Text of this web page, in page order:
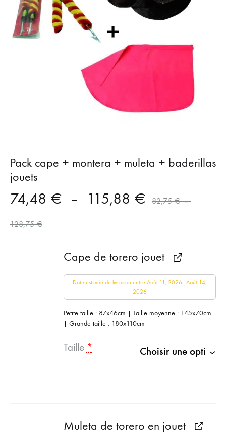
Pack cape + montera + muleta + baderillas
jouets
74,48 € – 115,88 € Plage
à
115,88 €
82,75€ –
128,75€de
82,75 €
128,75 €
Cape de torero jouet
Date estimée de livraison entre Août 11, 2026 - Août 14,
2026
Petite taille : 87x46cm | Taille moyenne : 145x70cm
| Grande taille : 180x110cm
Taille *
Muleta de torero en jouet